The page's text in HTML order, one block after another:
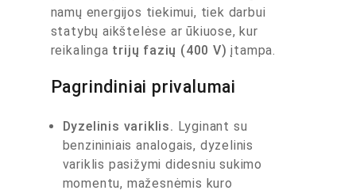
namų energijos tiekimui, tiek darbui
statybų aikštelėse ar ūkiuose, kur
reikalinga trijų fazių (400 V) įtampa.
Pagrindiniai privalumai
Dyzelinis variklis. Lyginant su
benzininiais analogais, dyzelinis
variklis pasižymi didesniu sukimo
momentu, mažesnėmis kuro